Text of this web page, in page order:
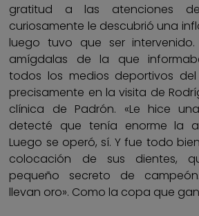
gratitud a las atenciones
curiosamente le descubrió una
luego tuvo que ser
amígdalas de la que
todos los medios deportivos
precisamente en la visita de
clínica de Padrón. «Le hice
detecté que tenía enorme la
Luego se operó, sí. Y fue todo
colocación de sus dientes,
pequeño secreto de
llevan oro». Como la copa que